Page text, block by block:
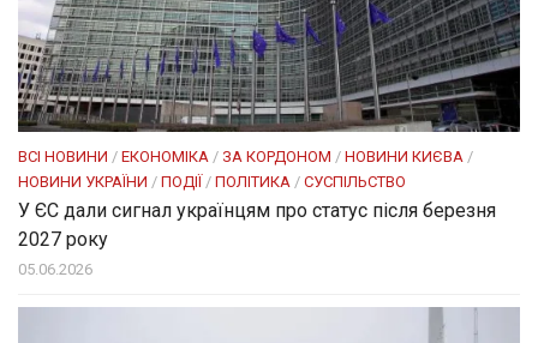
ВСІ НОВИНИ / ЕКОНОМІКА / ЗА КОРДОНОМ / НОВИНИ КИЄВА /
НОВИНИ УКРАЇНИ / ПОДІЇ / ПОЛІТИКА / СУСПІЛЬСТВО
У ЄС дали сигнал українцям про статус після березня
2027 року
05.06.2026